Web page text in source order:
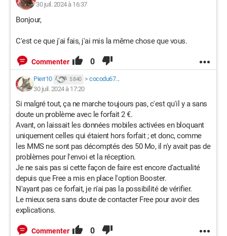
30 juil. 2024 à 16:37
Bonjour,
C'est ce que j'ai fais, j'ai mis la même chose que vous.
Commenter 0
Pierr10 5 840 > cocodu67...
30 juil. 2024 à 17:20
Si malgré tout, ça ne marche toujours pas, c'est qu'il y a sans
doute un problème avec le forfait 2 €.
Avant, on laissait les données mobiles activées en bloquant
uniquement celles qui étaient hors forfait ; et donc, comme
les MMS ne sont pas décomptés des 50 Mo, il n'y avait pas de
problèmes pour l'envoi et la réception.
Je ne sais pas si cette façon de faire est encore d'actualité
depuis que Free a mis en place l'option Booster.
N'ayant pas ce forfait, je n'ai pas la possibilité de vérifier.
Le mieux sera sans doute de contacter Free pour avoir des
explications.
Commenter 0